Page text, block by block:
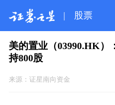
| 股票
美的置业（03990.HK）
持800股
来源： 证星南向资金